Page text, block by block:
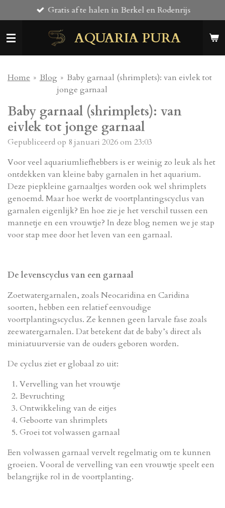
direct
naar
AQUARIA PURA
Gratis af te halen in Berkel en Rodenrijs
Home » Blog » Baby garnaal (shrimplets): van eivlek tot
jonge garnaal
Baby garnaal (shrimplets): van
eivlek tot jonge garnaal
Gepubliceerd op 8 januari 2026 om 23:03
Voor veel aquariumliefhebbers is er weinig zo leuk als het
ontdekken van kleine baby garnalen in het aquarium.
Deze piepkleine garnaaltjes worden ook wel shrimplets
genoemd. Maar hoe werkt de voortplantingscyclus van
garnalen eigenlijk? En hoe zie je het verschil tussen een
mannetje en een vrouwtje? In deze blog nemen we je stap
voor stap mee door het leven van een garnaal.
De levenscyclus van een garnaal
Zoetwatergarnalen, zoals Neocaridina en Caridina
soorten, hebben een relatief eenvoudige
voortplantingscyclus. Ze kennen geen larvale fase zoals
zeewatergarnalen. Dat betekent dat de baby’s direct als
miniatuurversie van de ouders geboren worden.
De cyclus ziet er globaal zo uit:
Vervelling van het vrouwtje
Bevruchting
Ontwikkeling van de eitjes
Geboorte van shrimplets
Groei tot volwassen garnaal
Een volwassen garnaal vervelt regelmatig om te kunnen
groeien. Vooral de vervelling van een vrouwtje speelt een
belangrijke rol in de voortplanting.